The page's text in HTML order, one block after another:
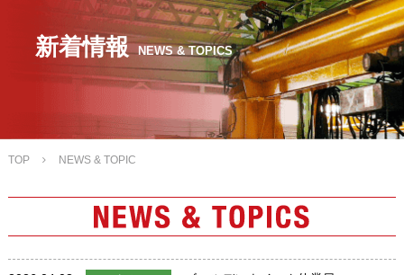
新着情報 NEWS & TOPICS
TOP NEWS & TOPIC